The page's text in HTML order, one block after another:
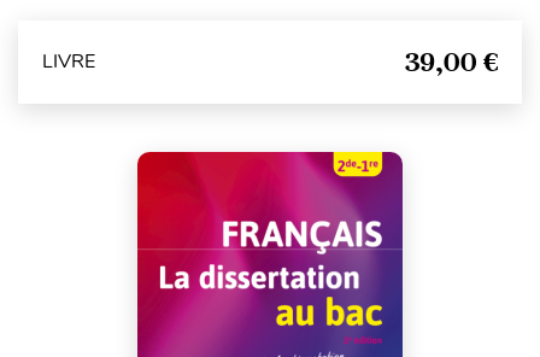
LIVRE 39,00 €